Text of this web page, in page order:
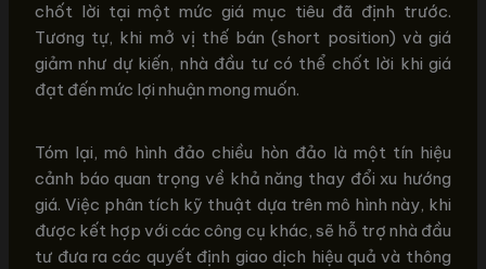
chốt lời tại một mức giá mục tiêu đã định trước.
Tương tự, khi mở vị thế bán (short position) và giá
giảm như dự kiến, nhà đầu tư có thể chốt lời khi giá
đạt đến mức lợi nhuận mong muốn.
Tóm lại, mô hình đảo chiều hòn đảo là một tín hiệu
cảnh báo quan trọng về khả năng thay đổi xu hướng
giá. Việc phân tích kỹ thuật dựa trên mô hình này, khi
được kết hợp với các công cụ khác, sẽ hỗ trợ nhà đầu
tư đưa ra các quyết định giao dịch hiệu quả và thông